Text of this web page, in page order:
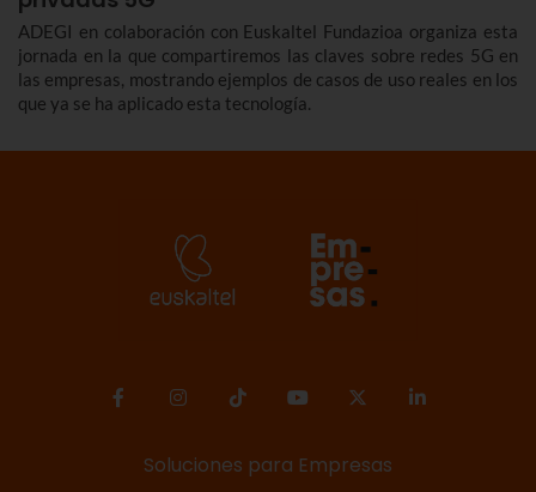
ADEGI en colaboración con Euskaltel Fundazioa organiza esta
jornada en la que compartiremos las claves sobre redes 5G en
las empresas, mostrando ejemplos de casos de uso reales en los
que ya se ha aplicado esta tecnología.
Soluciones para Empresas